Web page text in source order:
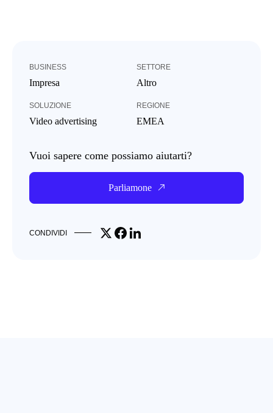
BUSINESS
Impresa
SETTORE
Altro
SOLUZIONE
Video advertising
REGIONE
EMEA
Vuoi sapere come possiamo aiutarti?
Parliamone
CONDIVIDI Share on X
Share on Facebook
Share on LinkedIn